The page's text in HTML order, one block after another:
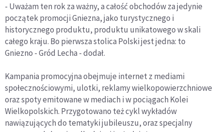
- Uważam ten rok za ważny, a całość obchodów za jedynie
początek promocji Gniezna, jako turystycznego i
historycznego produktu, produktu unikatowego w skali
całego kraju. Bo pierwsza stolica Polski jest jedna: to
Gniezno - Gród Lecha - dodał.
Kampania promocyjna obejmuje internet z mediami
społecznościowymi, ulotki, reklamy wielkopowierzchniowe
oraz spoty emitowane w mediach i w pociągach Kolei
Wielkopolskich. Przygotowano też cykl wykładów
nawiązujących do tematyki jubileuszu, oraz specjalny